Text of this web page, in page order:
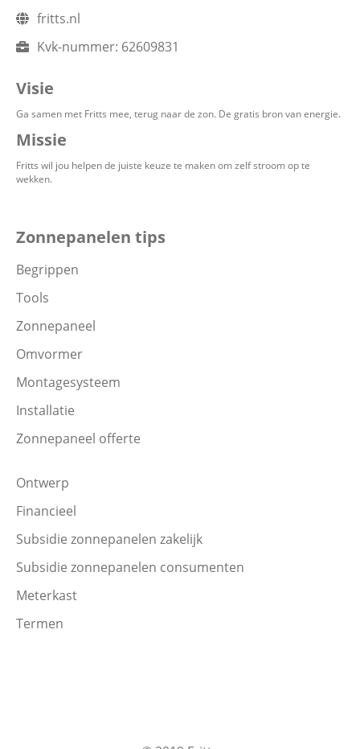
fritts.nl
Kvk-nummer: 62609831
Visie
Ga samen met Fritts mee, terug naar de zon. De gratis bron van energie.
Missie
Fritts wil jou helpen de juiste keuze te maken om zelf stroom op te
wekken.
Zonnepanelen tips
Begrippen
Tools
Zonnepaneel
Omvormer
Montagesysteem
Installatie
Zonnepaneel offerte
Ontwerp
Financieel
Subsidie zonnepanelen zakelijk
Subsidie zonnepanelen consumenten
Meterkast
Termen